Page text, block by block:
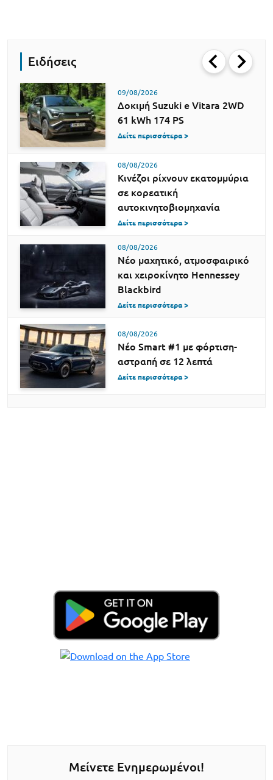
Ειδήσεις
09/08/2026
Δοκιμή Suzuki e Vitara 2WD
61 kWh 174 PS
Δείτε περισσότερα >
08/08/2026
Κινέζοι ρίχνουν εκατομμύρια
σε κορεατική
αυτοκινητοβιομηχανία
Δείτε περισσότερα >
08/08/2026
Νέο μαχητικό, ατμοσφαιρικό
και χειροκίνητο Hennessey
Blackbird
Δείτε περισσότερα >
08/08/2026
Νέο Smart #1 με φόρτιση-
αστραπή σε 12 λεπτά
Δείτε περισσότερα >
Μείνετε Ενημερωμένοι!